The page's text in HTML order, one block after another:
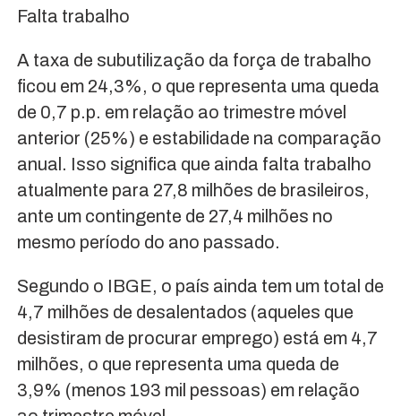
Falta trabalho
A taxa de subutilização da força de trabalho
ficou em 24,3%, o que representa uma queda
de 0,7 p.p. em relação ao trimestre móvel
anterior (25%) e estabilidade na comparação
anual. Isso significa que ainda falta trabalho
atualmente para 27,8 milhões de brasileiros,
ante um contingente de 27,4 milhões no
mesmo período do ano passado.
Segundo o IBGE, o país ainda tem um total de
4,7 milhões de desalentados (aqueles que
desistiram de procurar emprego) está em 4,7
milhões, o que representa uma queda de
3,9% (menos 193 mil pessoas) em relação